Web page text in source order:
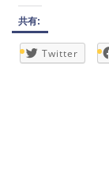
共有:
Twitter